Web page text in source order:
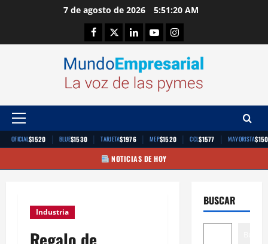
7 de agosto de 2026 5:51:21 AM
Facebook
TwitterLinkedinYoutubeInstagram
Menú
principal
OFICIAL$1520 | BLUE$1530 | TARJETA$1976 | MEP$1520 | CCL$1577 | MAYORISTA
NOTICIAS DE HOY
Industria
BUSCAR